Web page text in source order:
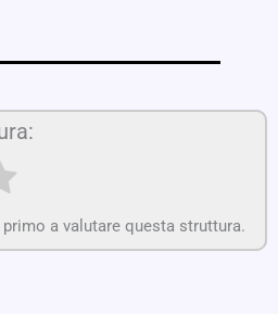
a valutare questa struttura.